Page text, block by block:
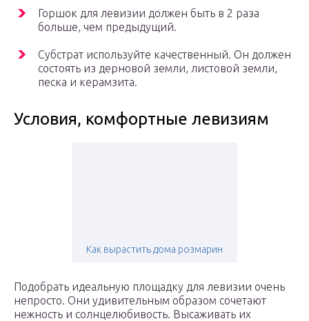
Горшок для левизии должен быть в 2 раза
больше, чем предыдущий.
Субстрат используйте качественный. Он должен
состоять из дерновой земли, листовой земли,
песка и керамзита.
Условия, комфортные левизиям
Как вырастить дома розмарин
Подобрать идеальную площадку для левизии очень
непросто. Они удивительным образом сочетают
нежность и солнцелюбивость. Высаживать их